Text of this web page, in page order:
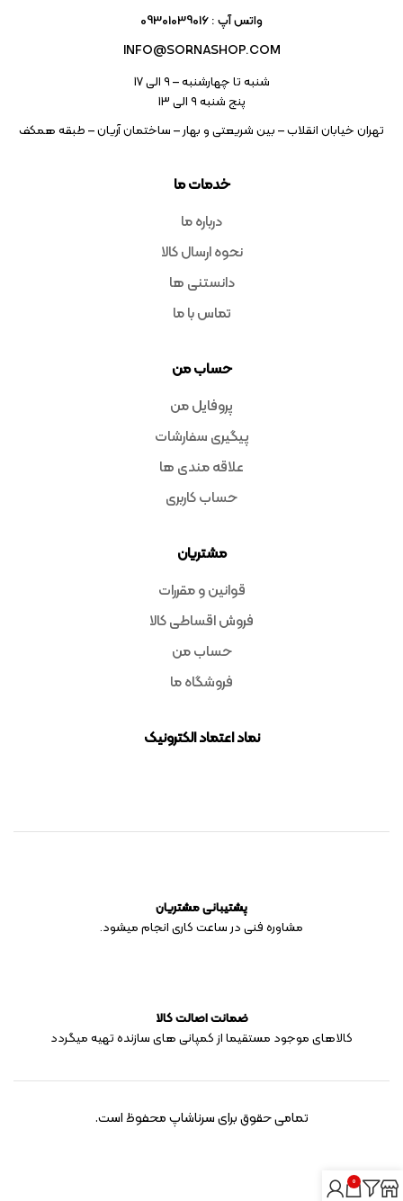
خدمات ما
درباره ما
نحوه ارسال کالا
دانستنی ها
تماس با ما
حساب من
پروفایل من
پیگیری سفارشات
علاقه مندی ها
حساب کاربری
مشتریان
قوانین و مقررات
فروش اقساطی کالا
حساب من
فروشگاه ما
نماد اعتماد الکترونیک
واتس آپ : 09301039016
INFO@SORNASHOP.COM
شنبه تا چهارشنبه – ۹ الی 17
پنج شنبه ۹ الی 13
تهران خیابان انقلاب – بین شریعتی و بهار – ساختمان آریان – طبقه همکف
پشتیبانی مشتریان
مشاوره فنی در ساعت کاری انجام میشود.
ضمانت اصالت کالا
کالاهای موجود مستقیما از کمپانی های سازنده تهیه میگردد
تمامی حقوق برای سرناشاپ محفوظ است.
0